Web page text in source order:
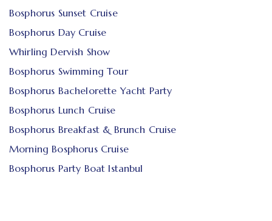
Bosphorus Sunset Cruise
Bosphorus Day Cruise
Whirling Dervish Show
Bosphorus Swimming Tour
Bosphorus Bachelorette Yacht Party
Bosphorus Lunch Cruise
Bosphorus Breakfast & Brunch Cruise
Morning Bosphorus Cruise
Bosphorus Party Boat Istanbul